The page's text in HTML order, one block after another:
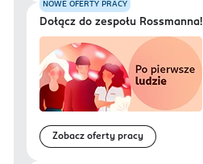
NOWE OFERTY PRACY
Dołącz do zespołu Rossmanna!
Zobacz oferty pracy